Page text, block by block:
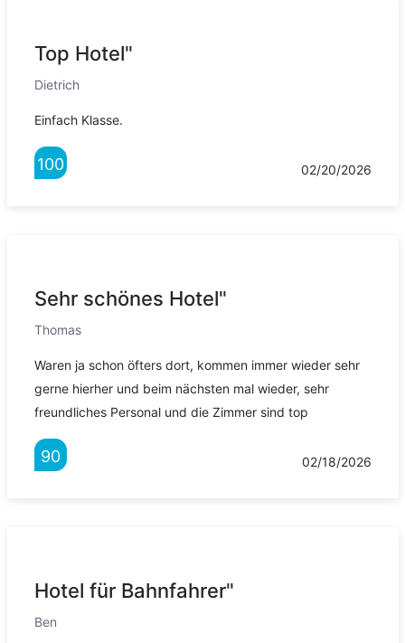
Top Hotel"
Dietrich
Einfach Klasse.
100 02/20/2026
Sehr schönes Hotel"
Thomas
Waren ja schon öfters dort, kommen immer wieder sehr
gerne hierher und beim nächsten mal wieder, sehr
freundliches Personal und die Zimmer sind top
90 02/18/2026
Hotel für Bahnfahrer"
Ben